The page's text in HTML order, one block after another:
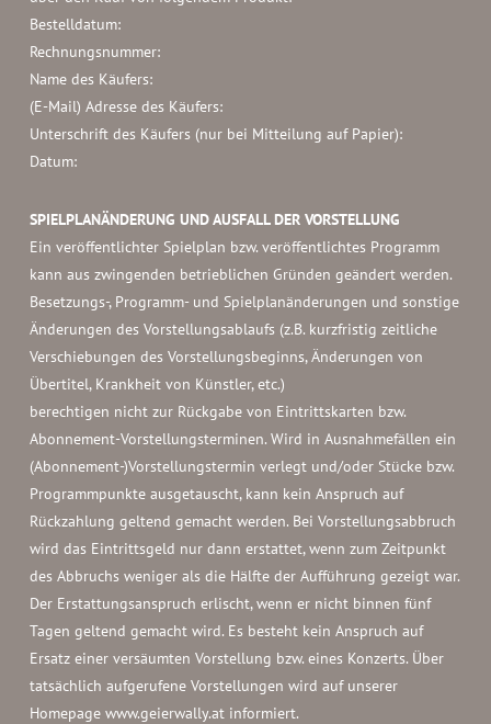
Bestelldatum:
Rechnungsnummer:
Name des Käufers:
(E-Mail) Adresse des Käufers:
Unterschrift des Käufers (nur bei Mitteilung auf Papier):
Datum:
SPIELPLANÄNDERUNG UND AUSFALL DER VORSTELLUNG
Ein veröffentlichter Spielplan bzw. veröffentlichtes Programm
kann aus zwingenden betrieblichen Gründen geändert werden.
Besetzungs-, Programm- und Spielplanänderungen und sonstige
Änderungen des Vorstellungsablaufs (z.B. kurzfristig zeitliche
Verschiebungen des Vorstellungsbeginns, Änderungen von
Übertitel, Krankheit von Künstler, etc.)
berechtigen nicht zur Rückgabe von Eintrittskarten bzw.
Abonnement-Vorstellungsterminen. Wird in Ausnahmefällen ein
(Abonnement-)Vorstellungstermin verlegt und/oder Stücke bzw.
Programmpunkte ausgetauscht, kann kein Anspruch auf
Rückzahlung geltend gemacht werden. Bei Vorstellungsabbruch
wird das Eintrittsgeld nur dann erstattet, wenn zum Zeitpunkt
des Abbruchs weniger als die Hälfte der Aufführung gezeigt war.
Der Erstattungsanspruch erlischt, wenn er nicht binnen fünf
Tagen geltend gemacht wird. Es besteht kein Anspruch auf
Ersatz einer versäumten Vorstellung bzw. eines Konzerts. Über
tatsächlich aufgerufene Vorstellungen wird auf unserer
Homepage www.geierwally.at informiert.